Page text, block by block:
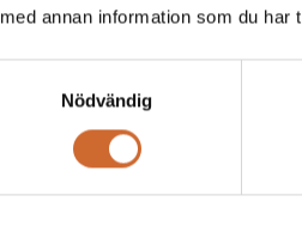
med annan information som du har
Nödvändig
LÄS MER
-DEN 9